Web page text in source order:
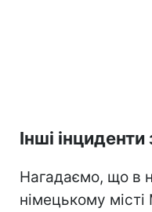
Інші
Нагадаємо, що в
німецькому місті